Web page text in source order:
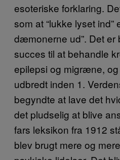
esoteriske forklaring.
som at “lukke lyset ind”
dæmonerne ud”. Det er
succes til at behandle
epilepsi og migræne,
udbredt inden 1.
begyndte at lave det
det pludselig at blive
fars leksikon fra 1912
blev brugt mere og